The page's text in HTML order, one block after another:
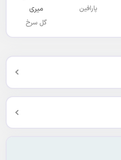
پارافین
میری
گل سرخ